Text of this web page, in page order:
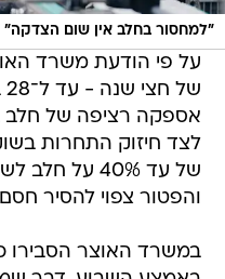
"למחסור בחלב אין שום הצדקה"
על פי הודעת משרד
אספקה רציפה של חלב
לצד חיזוק התחרות
והפטור צפוי להסיר
במשרד האוצר הסבירו